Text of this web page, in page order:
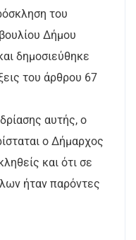
του
Δήμου
δημοσιεύθηκε
του άρθρου 67
αυτής, ο
ο Δήμαρχος
και ότι σε
ήταν παρόντες